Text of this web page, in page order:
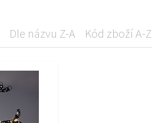
Dle názvu Z-A Kód zboží A-Z